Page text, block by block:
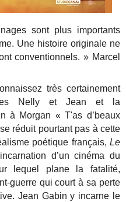
sont plus importants
Une histoire originale ne
conventionnels. » Marcel
très certainement
Nelly et Jean et la
à Morgan « T'as d’beaux
réduit pourtant pas à cette
poétique français, Le
d’un cinéma du
lequel plane la fatalité,
guerre qui court à sa perte
Jean Gabin y incarne le